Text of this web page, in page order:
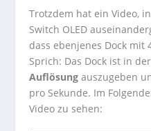
Trotzdem hat ein Video,
Switch OLED
dass ebenjenes Dock mit
Sprich: Das Dock ist in
Auflösung auszugeben
pro Sekunde. Im
Video zu sehen: